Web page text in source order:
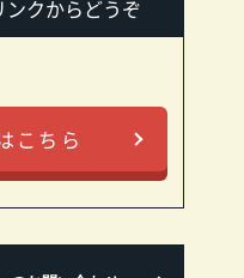
ンクからどうぞ
こちら